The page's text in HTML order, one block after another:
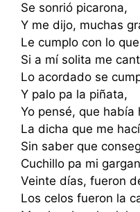
Se sonrió picarona,
Y me dijo, muchas
Le cumplo con lo
Si a mí solita me
Lo acordado se
Y palo pa la piñata,
Yo pensé, que había
La dicha que me
Sin saber que
Cuchillo pa mi
Veinte días, fueron
Los celos fueron la